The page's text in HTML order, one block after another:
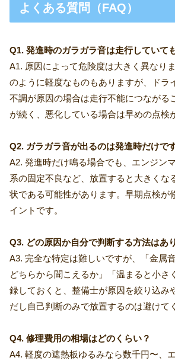
よくある質問（FAQ）
Q1. 発進時のガラガラ音は走行していて
A1. 原因によって危険度は大きく異なり
のように軽度なものもありますが、ドラ
不調が原因の場合は走行不能につながる
が続く、悪化している場合は早めの点検
Q2. ガラガラ音が出るのは発進時だけで
A2. 発進時だけ鳴る場合でも、エンジン
系の固定不良など、放置すると大きくな
状である可能性があります。早期点検が
イントです。
Q3. どの原因か自分で判断する方法はあ
A3. 完全な特定は難しいですが、「金属
どちらから聞こえるか」「温まると小さ
録しておくと、整備士が原因を絞り込み
だし自己判断のみで放置するのは避けて
Q4. 修理費用の相場はどのくらい？
A4. 軽度の遮熱板ゆるみなら数千円〜、